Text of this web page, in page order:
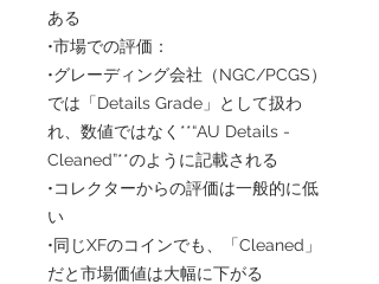
ある
•市場での評価：
•グレーディング会社（NGC/PCGS）
では「Details Grade」として扱わ
れ、数値ではなく**“AU Details -
Cleaned”**のように記載される
•コレクターからの評価は一般的に低
い
•同じXFのコインでも、「Cleaned」
だと市場価値は大幅に下がる